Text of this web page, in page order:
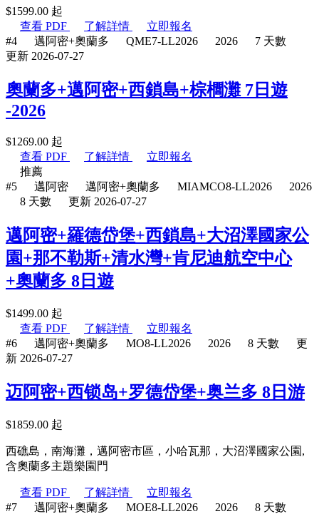
$1599.00 起
查看 PDF
了解詳情
立即報名
#4
邁阿密+奧蘭多 QME7-LL2026 2026
7 天數
更新 2026-07-27
奧蘭多+邁阿密+西鎖島+棕櫚灘 7日遊
-2026
$1269.00 起
查看 PDF
了解詳情
立即報名
推薦
#5
邁阿密 邁阿密+奧蘭多 MIAMCO8-LL2026
2026
8 天數
更新 2026-07-27
邁阿密+羅德岱堡+西鎖島+大沼澤國家公
園+那不勒斯+清水灣+肯尼迪航空中心
+奧蘭多 8日遊
$1499.00 起
查看 PDF
了解詳情
立即報名
#6
邁阿密+奧蘭多 MO8-LL2026 2026 8 天數
更
新 2026-07-27
迈阿密+西锁岛+罗德岱堡+奥兰多 8日游
$1859.00 起
西礁島，南海灘，邁阿密市區，小哈瓦那，大沼澤國家公園,
含奧蘭多主題樂園門
查看 PDF 了解詳情
立即報名
#7
邁阿密+奧蘭多 MOE8-LL2026 2026
8 天數